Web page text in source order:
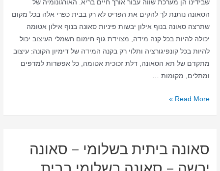
בבית
שבידינו הן מערכת שווה עבור אורך חיים בריא. האורגונומיה של
הסאונה נותנת לך להקים את הפריט לא רק בבית כפרי אלה בכל מקום
שתרצה סאונה בנוף אילון יבשות פיניות סאונה בנוף אילון אטומה
יכולה להיות בכל קנה מידה, מצוידת גוף חימום חשמלי העיצוב יכול
להיות בכל קונפיגורציה ותלוי רק בקנה המידה של דימיון הקונה: עיצוב
מתקדם של תא הסאונה, דלת זכוכית אטומה, כל אפשרות למדפים
ומתלים, מקומות …
סאונה
–
Read More »
סאונה ביתית בשלומי – סאונה